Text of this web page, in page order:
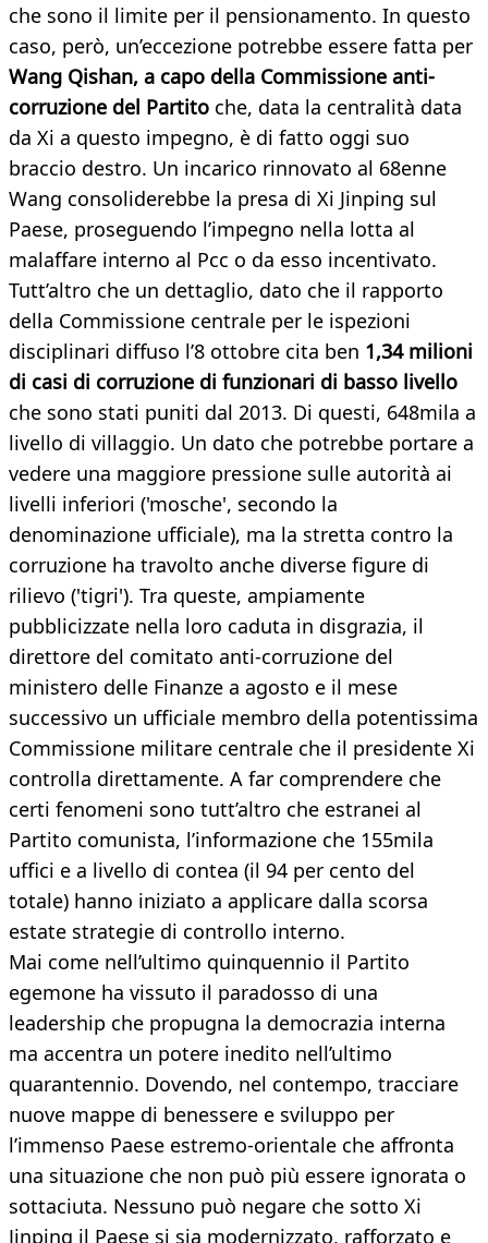
che sono il limite per il pensionamento. In questo
caso, però, un’eccezione potrebbe essere fatta per
Wang Qishan, a capo della Commissione anti-
corruzione del Partito che, data la centralità data
da Xi a questo impegno, è di fatto oggi suo
braccio destro. Un incarico rinnovato al 68enne
Wang consoliderebbe la presa di Xi Jinping sul
Paese, proseguendo l’impegno nella lotta al
malaffare interno al Pcc o da esso incentivato.
Tutt’altro che un dettaglio, dato che il rapporto
della Commissione centrale per le ispezioni
disciplinari diffuso l’8 ottobre cita ben 1,34 milioni
di casi di corruzione di funzionari di basso livello
che sono stati puniti dal 2013. Di questi, 648mila a
livello di villaggio. Un dato che potrebbe portare a
vedere una maggiore pressione sulle autorità ai
livelli inferiori ('mosche', secondo la
denominazione ufficiale), ma la stretta contro la
corruzione ha travolto anche diverse figure di
rilievo ('tigri'). Tra queste, ampiamente
pubblicizzate nella loro caduta in disgrazia, il
direttore del comitato anti-corruzione del
ministero delle Finanze a agosto e il mese
successivo un ufficiale membro della potentissima
Commissione militare centrale che il presidente Xi
controlla direttamente. A far comprendere che
certi fenomeni sono tutt’altro che estranei al
Partito comunista, l’informazione che 155mila
uffici e a livello di contea (il 94 per cento del
totale) hanno iniziato a applicare dalla scorsa
estate strategie di controllo interno.
Mai come nell’ultimo quinquennio il Partito
egemone ha vissuto il paradosso di una
leadership che propugna la democrazia interna
ma accentra un potere inedito nell’ultimo
quarantennio. Dovendo, nel contempo, tracciare
nuove mappe di benessere e sviluppo per
l’immenso Paese estremo-orientale che affronta
una situazione che non può più essere ignorata o
sottaciuta. Nessuno può negare che sotto Xi
Jinping il Paese si sia modernizzato, rafforzato e